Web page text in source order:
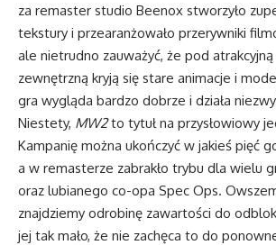
za remaster studio Beenox stworzyło
tekstury i przearanżowało przerywniki
ale nietrudno zauważyć, że pod
zewnętrzną kryją się stare animacje i
gra wygląda bardzo dobrze i działa
Niestety, MW2to tytuł na przysłowiowy
Kampanię można ukończyć w jakieś pięć
a w remasterze zabrakło trybu dla wielu
oraz lubianego co-opa Spec Ops.
znajdziemy odrobinę zawartości do
jej tak mało, że nie zachęca to do